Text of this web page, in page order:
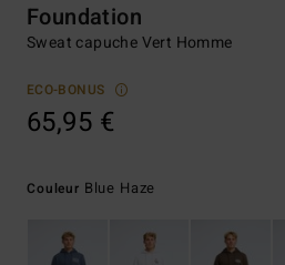
Foundation
Sweat capuche Vert Homme
ECO-BONUS
65,95 €
Couleur Blue Haze